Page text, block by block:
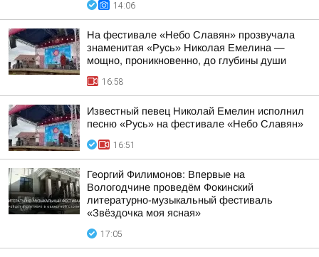
14:06
На фестивале «Небо Славян» прозвучала
знаменитая «Русь» Николая Емелина —
мощно, проникновенно, до глубины души
16:58
Известный певец Николай Емелин исполнил
песню «Русь» на фестивале «Небо Славян»
16:51
Георгий Филимонов: Впервые на
Вологодчине проведём Фокинский
литературно-музыкальный фестиваль
«Звёздочка моя ясная»
17:05